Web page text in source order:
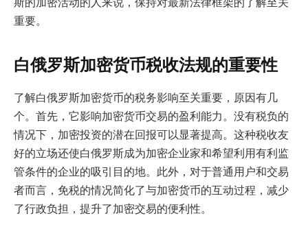
重要。
白俄罗斯加密货币税收法规的重要性
了解白俄罗斯加密货币的税务影响至关重要，原因有几
个。首先，它影响加密货币交易的盈利能力。没有税负的
情况下，加密投资的潜在回报可以显著提高。这种税收友
好的立场还使白俄罗斯成为加密企业家和希望利用有利监
管条件的企业的吸引目的地。此外，对于普通用户和交易
者而言，免税的情况简化了与加密货币的互动过程，减少
了行政负担，提升了加密交易的便利性。